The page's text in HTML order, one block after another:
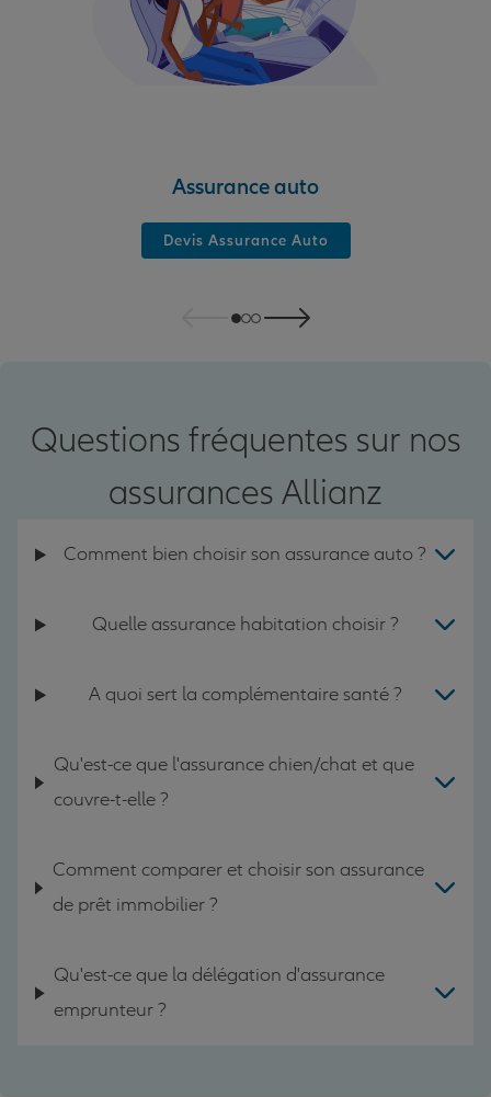
Assurance auto
Devis Assurance Auto
Questions fréquentes sur nos
assurances Allianz
Comment bien choisir son assurance auto ?
Quelle assurance habitation choisir ?
A quoi sert la complémentaire santé ?
Qu'est-ce que l'assurance chien/chat et que
couvre-t-elle ?
Comment comparer et choisir son assurance
de prêt immobilier ?
Qu'est-ce que la délégation d'assurance
emprunteur ?